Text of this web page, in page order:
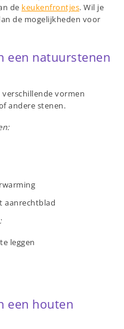
de keukenfrontjes. Wil je
de mogelijkheden voor
een natuurstenen
vormen
andere stenen.
aanrechtblad
leggen
een houten